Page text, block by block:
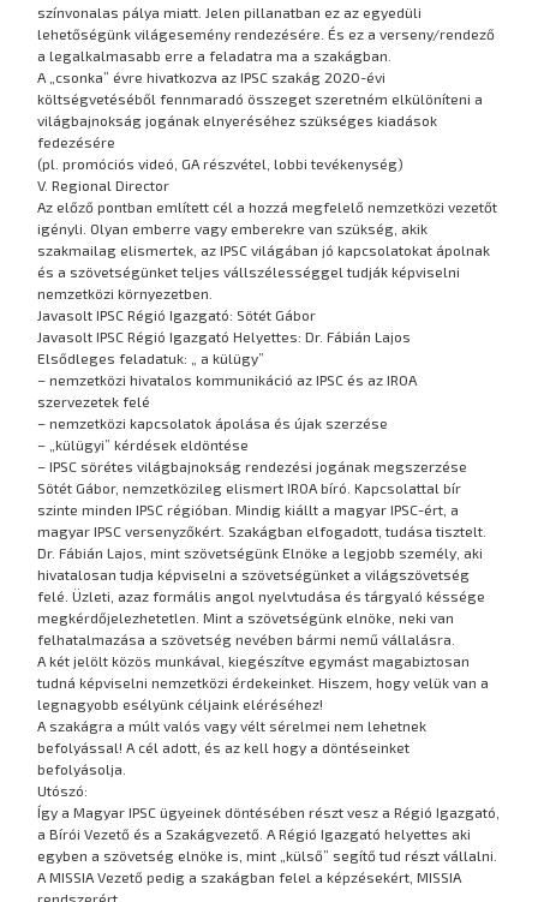
színvonalas pálya miatt. Jelen pillanatban ez az egyedüli
lehetőségünk világesemény rendezésére. És ez a verseny/rendező
a legalkalmasabb erre a feladatra ma a szakágban.
A „csonka” évre hivatkozva az IPSC szakág 2020-évi
költségvetéséből fennmaradó összeget szeretném elkülöníteni a
világbajnokság jogának elnyeréséhez szükséges kiadások
fedezésére
(pl. promóciós videó, GA részvétel, lobbi tevékenység)
V. Regional Director
Az előző pontban említett cél a hozzá megfelelő nemzetközi vezetőt
igényli. Olyan emberre vagy emberekre van szükség, akik
szakmailag elismertek, az IPSC világában jó kapcsolatokat ápolnak
és a szövetségünket teljes vállszélességgel tudják képviselni
nemzetközi környezetben.
Javasolt IPSC Régió Igazgató: Sötét Gábor
Javasolt IPSC Régió Igazgató Helyettes: Dr. Fábián Lajos
Elsődleges feladatuk: „ a külügy”
– nemzetközi hivatalos kommunikáció az IPSC és az IROA
szervezetek felé
– nemzetközi kapcsolatok ápolása és újak szerzése
– „külügyi” kérdések eldöntése
– IPSC sörétes világbajnokság rendezési jogának megszerzése
Sötét Gábor, nemzetközileg elismert IROA bíró. Kapcsolattal bír
szinte minden IPSC régióban. Mindig kiállt a magyar IPSC-ért, a
magyar IPSC versenyzőkért. Szakágban elfogadott, tudása tisztelt.
Dr. Fábián Lajos, mint szövetségünk Elnöke a legjobb személy, aki
hivatalosan tudja képviselni a szövetségünket a világszövetség
felé. Üzleti, azaz formális angol nyelvtudása és tárgyaló késsége
megkérdőjelezhetetlen. Mint a szövetségünk elnöke, neki van
felhatalmazása a szövetség nevében bármi nemű vállalásra.
A két jelölt közös munkával, kiegészítve egymást magabiztosan
tudná képviselni nemzetközi érdekeinket. Hiszem, hogy velük van a
legnagyobb esélyünk céljaink eléréséhez!
A szakágra a múlt valós vagy vélt sérelmei nem lehetnek
befolyással! A cél adott, és az kell hogy a döntéseinket
befolyásolja.
Utószó:
Így a Magyar IPSC ügyeinek döntésében részt vesz a Régió Igazgató,
a Bírói Vezető és a Szakágvezető. A Régió Igazgató helyettes aki
egyben a szövetség elnöke is, mint „külső” segítő tud részt vállalni.
A MISSIA Vezető pedig a szakágban felel a képzésekért, MISSIA
rendszerért.